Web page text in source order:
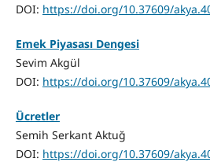
DOI: https://doi.org/10.37609/
Emek Piyasası Dengesi
Sevim Akgül
DOI: https://doi.org/10.37609/
Ücretler
Semih Serkant Aktuğ
DOI: https://doi.org/10.37609/